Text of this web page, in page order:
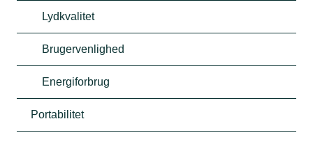
Lydkvalitet
Brugervenlighed
Energiforbrug
Portabilitet